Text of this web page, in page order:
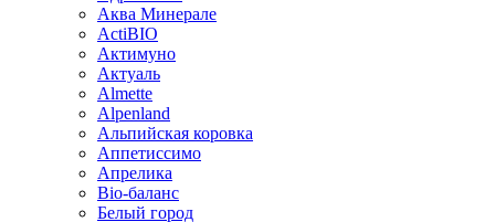
Аква Минерале
ActiBIO
Актимуно
Актуаль
Almette
Alpenland
Альпийская коровка
Аппетиссимо
Апрелика
Bio-баланс
Белый город